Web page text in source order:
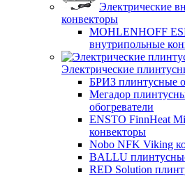
Электрические
конвекторы
MOHLENHOFF
внутрипольные
Электрические
БРИЗ плинтусные
Мегадор
обогреватели
ENSTO FinnHeat
конвекторы
Nobo NFK Viking
BALLU
RED Solution